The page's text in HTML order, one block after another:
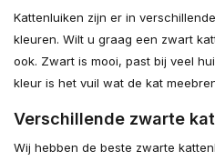
Kattenluiken zijn er in
kleuren. Wilt u graag een zwart
ook. Zwart is mooi, past bij veel
kleur is het vuil wat de kat
Verschillende zwarte
Wij hebben de beste zwarte